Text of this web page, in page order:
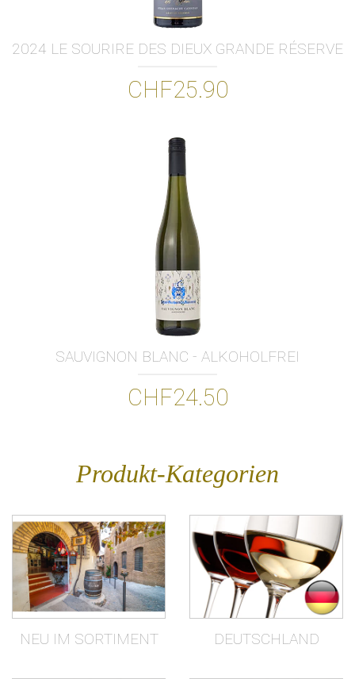
2024 LE SOURIRE DES DIEUX GRANDE RÉSERVE
CHF25.90
SAUVIGNON BLANC - ALKOHOLFREI
CHF24.50
Produkt-Kategorien
NEU IM SORTIMENT DEUTSCHLAND